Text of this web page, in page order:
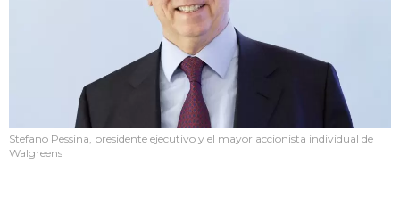
Stefano Pessina, presidente ejecutivo y el mayor accionista individual de
Walgreens